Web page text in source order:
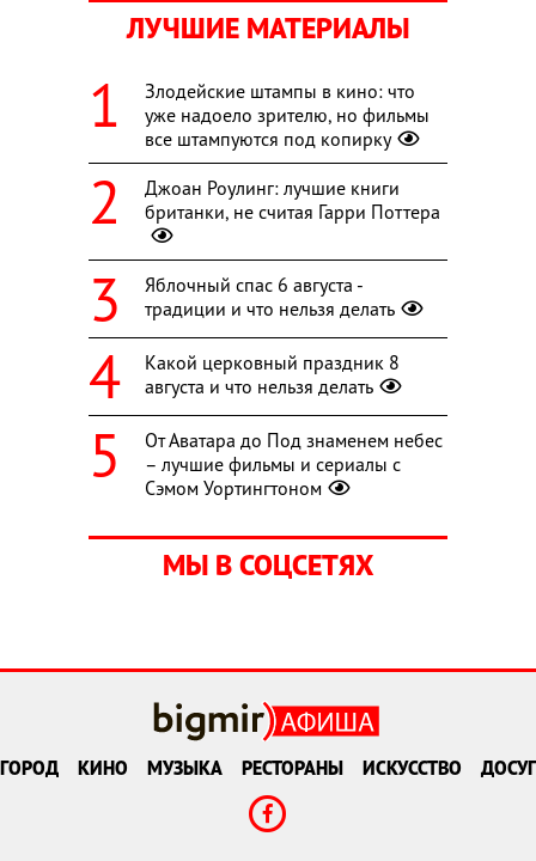
ЛУЧШИЕ МАТЕРИАЛЫ
Злодейские штампы в кино: что
уже надоело зрителю, но фильмы
все штампуются под копирку
Джоан Роулинг: лучшие книги
британки, не считая Гарри Поттера
Яблочный спас 6 августа -
традиции и что нельзя делать
Какой церковный праздник 8
августа и что нельзя делать
От Аватара до Под знаменем небес
– лучшие фильмы и сериалы с
Сэмом Уортингтоном
МЫ В СОЦСЕТЯХ
ГОРОД КИНО МУЗЫКА РЕСТОРАНЫ ИСКУССТВО ДОСУГ